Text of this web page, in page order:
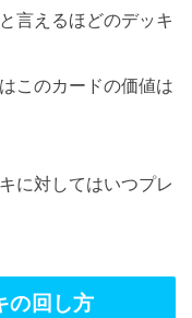
言えるほどのデッキ
このカードの価値は
に対してはいつプレ
の回し方